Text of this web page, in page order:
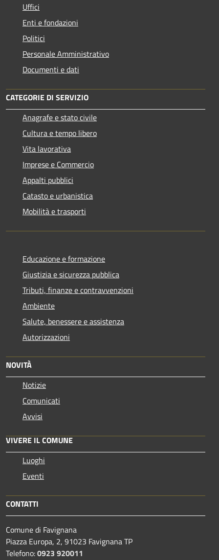
Uffici
Enti e fondazioni
Politici
Personale Amministrativo
Documenti e dati
CATEGORIE DI SERVIZIO
Anagrafe e stato civile
Cultura e tempo libero
Vita lavorativa
Imprese e Commercio
Appalti pubblici
Catasto e urbanistica
Mobilità e trasporti
Educazione e formazione
Giustizia e sicurezza pubblica
Tributi, finanze e contravvenzioni
Ambiente
Salute, benessere e assistenza
Autorizzazioni
NOVITÀ
Notizie
Comunicati
Avvisi
VIVERE IL COMUNE
Luoghi
Eventi
CONTATTI
Comune di Favignana
Piazza Europa, 2, 91023 Favignana TP
Telefono:0923 920011